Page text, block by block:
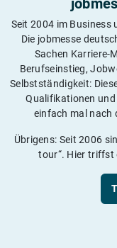
Seit 2004 im Business
Die jobmesse
Sachen Karriere-
Berufseinstieg,
Selbstständigkeit:
Qualifikationen und
einfach mal nach
Übrigens: Seit 2006
tour“. Hier triffst